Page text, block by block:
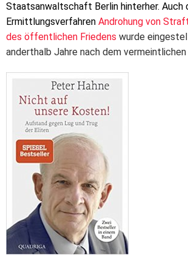
Staatsanwaltschaft Berlin hinterher. Auch
Ermittlungsverfahren Androhung von
des öffentlichen Friedens wurde
anderthalb Jahre nach dem